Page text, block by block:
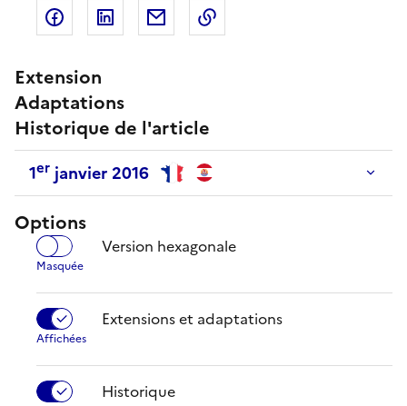
Partager sur Facebook
Partager sur LinkedIn
Partager par email
Extension
Adaptations
Historique de l'article
1er janvier 2016
Options
Version hexagonale
Extensions et adaptations
Historique